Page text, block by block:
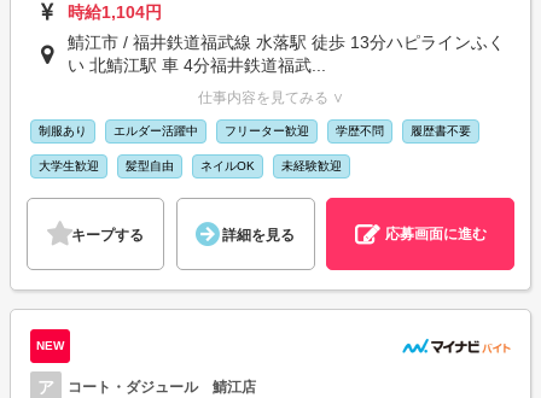
時給1,104円
鯖江市 / 福井鉄道福武線 水落駅 徒歩 13分ハピラインふく
い 北鯖江駅 車 4分福井鉄道福武...
仕事内容を見てみる ∨
制服あり エルダー活躍中 フリーター歓迎 学歴不問 履歴書不要
大学生歓迎 髪型自由 ネイルOK 未経験歓迎
キープする 詳細を見る 応募画面に進む
NEW
ア コート・ダジュール 鯖江店